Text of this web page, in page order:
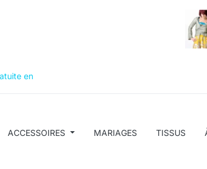
en
ACCESSOIRES MARIAGES TISSUS